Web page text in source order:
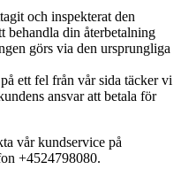
och inspekterat den
behandla din återbetalning
görs via den ursprungliga
ett fel från vår sida täcker vi
ansvar att betala för
vår kundservice på
+4524798080.